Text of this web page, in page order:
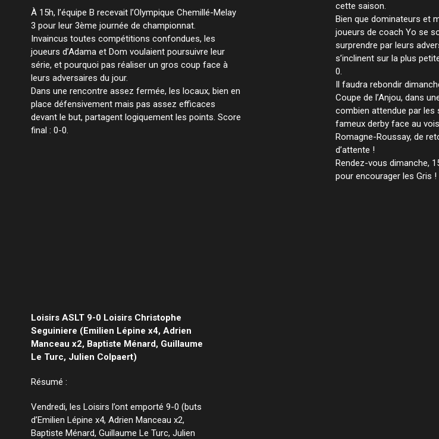
À 15h, l’équipe B recevait l’Olympique Chemillé-Melay
3 pour leur 3ème journée de championnat.
Invaincus toutes compétitions confondues, les
joueurs d’Adama et Dom voulaient poursuivre leur
série, et pourquoi pas réaliser un gros coup face à
leurs adversaires du jour.
Dans une rencontre assez fermée, les locaux, bien en
place défensivement mais pas assez efficaces
devant le but, partagent logiquement les points. Score
final : 0-0.
cette saison.
Bien que dominateurs et
joueurs de coach Yo se
surprendre par leurs
s’inclinent sur la plus
0.
Il faudra rebondir
Coupe de l’Anjou, dans
combien attendue par les
fameux derby face au
Romagne-Roussay, de
d’attente !
Rendez-vous dimanche,
pour encourager les Gris !
Loisirs ASLT 9-0 Loisirs Christophe
Seguiniere (Emilien Lépine x4, Adrien
Manceau x2, Baptiste Ménard, Guillaume
Le Turc, Julien Colpaert)
Résumé :
Vendredi, les Loisirs l’ont emporté 9-0 (buts
d’Emilien Lépine x4, Adrien Manceau x2,
Baptiste Ménard, Guillaume Le Turc, Julien